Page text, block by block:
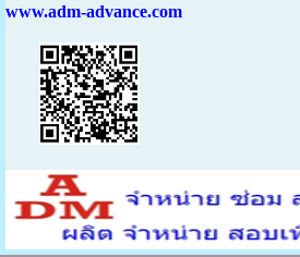
www.adm-advance.com